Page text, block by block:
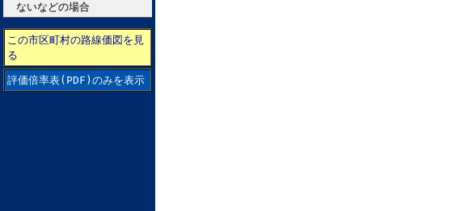
ないなどの場合
この市区町村の路線価図を見
る
評価倍率表(PDF)のみを表示